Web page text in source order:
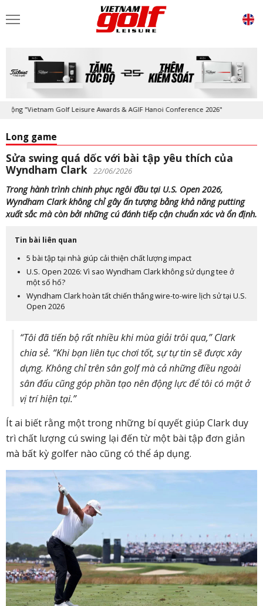
"Vietnam Golf Leisure Awards & AGIF Hanoi Conference 2026"
Long game
Sửa swing quá dốc với bài tập yêu thích của
Wyndham Clark 22/06/2026
Trong hành trình chinh phục ngôi đầu tại U.S. Open 2026,
Wyndham Clark không chỉ gây ấn tượng bằng khả năng putting
xuất sắc mà còn bởi những cú đánh tiếp cận chuẩn xác và ổn định.
Tin bài liên quan
5 bài tập tại nhà giúp cải thiện chất lượng impact
U.S. Open 2026: Vì sao Wyndham Clark không sử dụng tee ở
một số hố?
Wyndham Clark hoàn tất chiến thắng wire-to-wire lịch sử tại U.S.
Open 2026
“Tôi đã tiến bộ rất nhiều khi mùa giải trôi qua,” Clark
chia sẻ. “Khi bạn liên tục chơi tốt, sự tự tin sẽ được xây
dựng. Không chỉ trên sân golf mà cả những điều ngoài
sân đấu cũng góp phần tạo nên động lực để tôi có mặt ở
vị trí hiện tại.”
Ít ai biết rằng một trong những bí quyết giúp Clark duy
trì chất lượng cú swing lại đến từ một bài tập đơn giản
mà bất kỳ golfer nào cũng có thể áp dụng.